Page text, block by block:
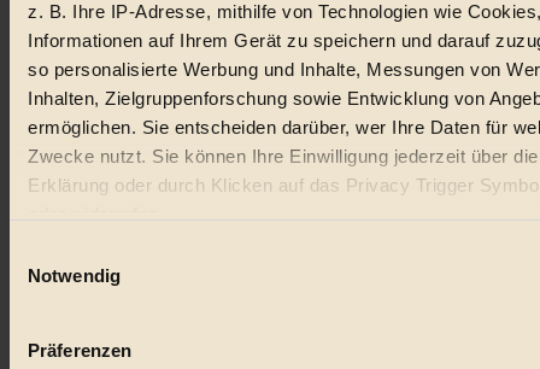
z. B. Ihre IP-Adresse, mithilfe von Technologien wie
Informationen auf Ihrem Gerät zu speichern und darauf
so personalisierte Werbung und Inhalte, Messungen von
Inhalten, Zielgruppenforschung sowie Entwicklung von
ermöglichen. Sie entscheiden darüber, wer Ihre Daten für
Zwecke nutzt. Sie können Ihre Einwilligung jederzeit über
Erklärung oder durch Klicken auf das Privacy Trigger
Wenn Sie es erlauben, würden wir auch gerne:
Ihr Gerät durch aktives Scannen nach bestimmten
Notwendig
Präferenzen
Social Media
22.601 Fans auf Facebook
3.415 Follower auf Twitter
Folge uns auf Instagram
Themen
Bio
#
Nachhaltigkeit